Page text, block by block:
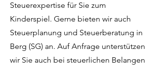
Steuerexpertise für Sie zum
Kinderspiel. Gerne bieten wir auch
Steuerplanung und Steuerberatung in
Berg (SG) an. Auf Anfrage unterstützen
wir Sie auch bei steuerlichen Belangen